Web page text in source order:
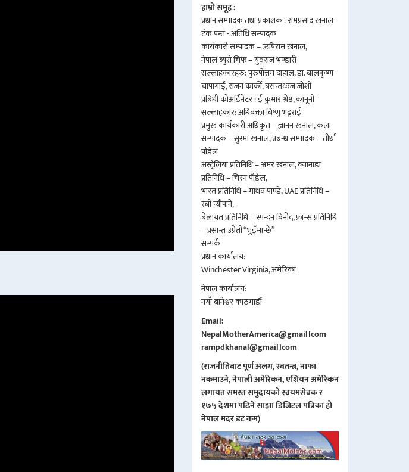
हाम्रो समूह :
प्रधान सम्पादक तथा प्रकाशक : रामप्रसाद खनाल
टंक पन्त - अतिथि सम्पादक
कार्यकारी सम्पादक – ऋषिराम खनाल,
नेपाल ब्युरो चिफ – युवराज भण्डारी
सल्लाहकारहरु: पुरुषोत्तम दाहाल, डा. बालकृष्ण
चापागाईं, राजन कार्की, बसन्तध्वज जोशी
प्रबिधी कोअर्डिनेटर : ई कुमार श्रेष्ठ, कानूनी
सल्लाहकार: अधिबक्ता बिष्णु भट्टराई
प्रमुख कार्यकारी अधिकृत – ज्ञानन खनाल, कला
सम्पादक – सुस्मा खनाल, प्रबन्ध सम्पादक – तीर्था
पौडेल
अस्ट्रेलिया प्रतिनिधि – अमर खनाल, क्यानाडा
प्रतिनिधि – चिरन पौडेल,
भारत प्रतिनिधि – माधव पाण्डे, UAE प्रतिनिधि –
रबी न्यौपाने,
बेलायत प्रतिनिधि – स्पन्दन बिनोद, फ्रान्स प्रतिनिधि
– प्रसान्त उप्रेती “भुइँमान्छे”
सम्पर्क
प्रधान कार्यालय:
Winchester Virginia, अमेरिका
नेपाल कार्यालय:
नयाँ बानेश्वर काठमाडौं
Email:
NepalMotherAmerica@gmail।com
rampdkhanal@gmail।com
(राजनीतिबाट पूर्ण अलग, स्वतन्त्र, नाफा
नकमाउने, नेपाली अमेरिकन, एशियन अमेरिकन
लगायत समस्त समुदायको स्वयमसेबक र
१७५ देशमा पढिने साझा डिजिटल पत्रिका हो
नेपाल मदर डट कम)